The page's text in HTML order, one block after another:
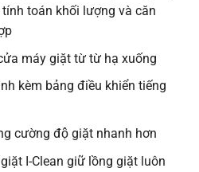
toán khối lượng và căn
máy giặt từ từ hạ xuống
kèm bảng điều khiển tiếng
cường độ giặt nhanh hơn
I-Clean giữ lồng giặt luôn